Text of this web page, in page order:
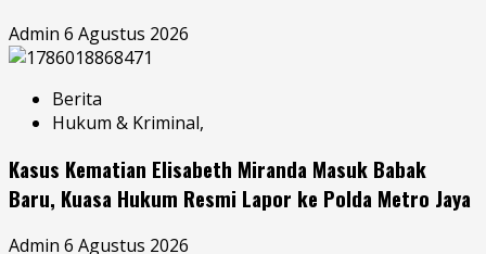
Admin 6 Agustus 2026
Berita
Hukum & Kriminal,
Kasus Kematian Elisabeth Miranda Masuk Babak
Baru, Kuasa Hukum Resmi Lapor ke Polda Metro Jaya
Admin 6 Agustus 2026